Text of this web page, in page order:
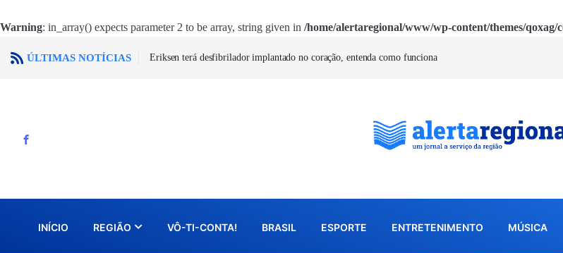
Warning: in_array() expects parameter 2 to be array, string given in /home/alertaregional/www/wp-content/themes/qoxag/
ÚLTIMAS NOTÍCIAS Eriksen terá desfibrilador implantado no coração, entenda como funciona
INÍCIO REGIÃO VÔ-TI-CONTA! BRASIL ESPORTE ENTRETENIMENTO MÚSICA